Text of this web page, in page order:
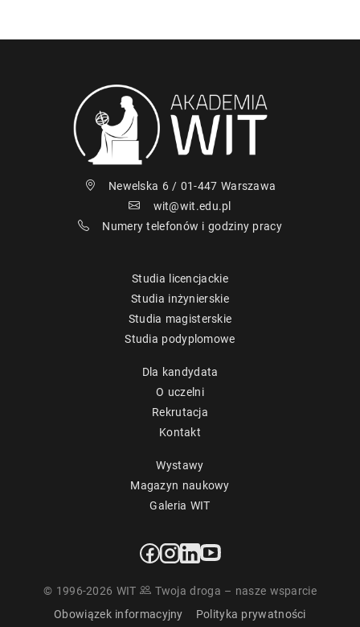
Newelska 6 / 01-447 Warszawa
wit@wit.edu.pl
Numery telefonów i godziny pracy
Studia licencjackie
Studia inżynierskie
Studia magisterskie
Studia podyplomowe
Dla kandydata
O uczelni
Rekrutacja
Kontakt
Wystawy
Magazyn naukowy
Galeria WIT
© 1996-2026 WIT
Twoja droga – nasze wsparcie
Obowiązek informacyjny
Polityka prywatności